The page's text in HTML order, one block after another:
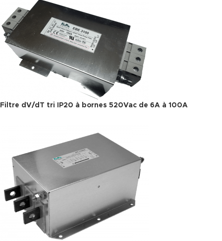
Filtre dV/dT tri IP20 à bornes 520Vac de 6A à 100A